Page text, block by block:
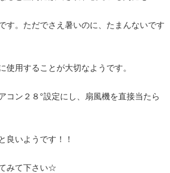
す。ただでさえ暑いのに、たまんないです
使用することが大切なようです。
コン２８°設定にし、扇風機を直接当たら
良いようです！！
みて下さい☆